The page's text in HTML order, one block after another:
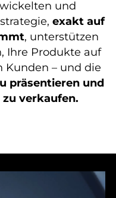
und
exakt auf
, unterstützen
Ihre Produkte auf
Kunden – und die
präsentieren und
verkaufen.